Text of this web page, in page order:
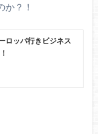
？！
ロッパ行きビジネス